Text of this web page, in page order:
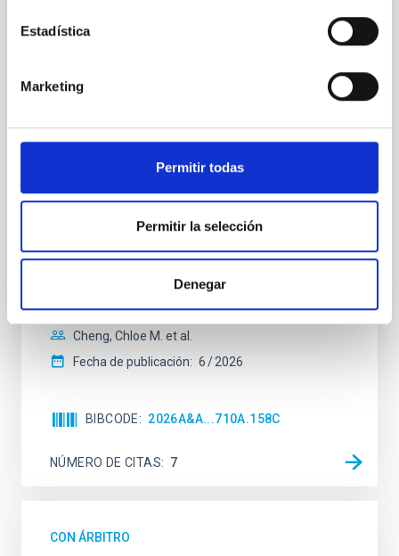
Estadística
Marketing
Permitir todas
Permitir la selección
Denegar
Clues to inside-out quenching in quiescent
Mg-abundance gradients from JWST-
quiescent galaxies at cosmic noon provide powerful
insights into star-formation quenching and stellar
studies have revealed that the cores of these
galaxies are redder than their outskirts. However,
Cheng, Chloe M. et al.
Fecha de publicación: 6 2026
BIBCODE 2026A&A...710A.158C
NÚMERO DE CITAS 7
CON ÁRBITRO